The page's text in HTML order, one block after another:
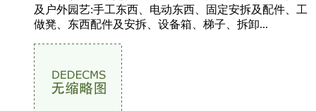
及户外园艺:手工东西、电动东西、固定安拆及配件、工
做凳、东西配件及安拆、设备箱、梯子、拆卸...